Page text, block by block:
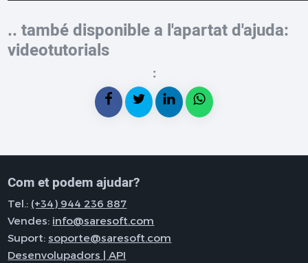
.. també disponible a l'apartat d'ajuda:
videotutorials
:
Com et podem ajudar?
Tel.: (+34) 944 236 887
Vendes: info@saresoft.com
Suport:soporte@saresoft.com
Desenvolupadors | API